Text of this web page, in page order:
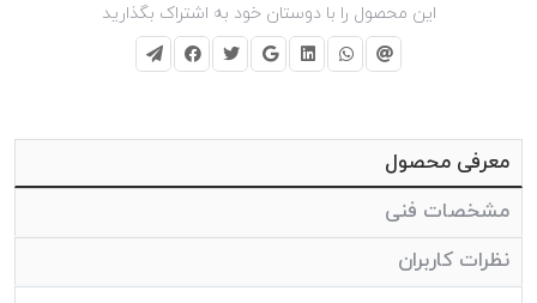
این محصول را با دوستان خود به اشتراک بگذارید
معرفی محصول
مشخصات فنی
نظرات کاربران